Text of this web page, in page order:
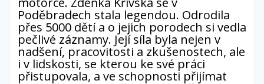
Poděbradech stala legendou. Odrodila
přes 5000 dětí a o jejich porodech si vedla
pečlivé záznamy. Její síla byla nejen v
nadšení, pracovitosti a zkušenostech, ale
i v lidskosti, se kterou ke své práci
přistupovala, a ve schopnosti přijímat